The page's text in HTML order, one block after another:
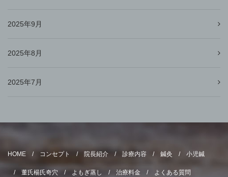
2025年9月
2025年8月
2025年7月
HOME コンセプト 院長紹介 診療内容 鍼灸 小児鍼
董氏楊氏奇穴 よもぎ蒸し 治療料金 よくある質問